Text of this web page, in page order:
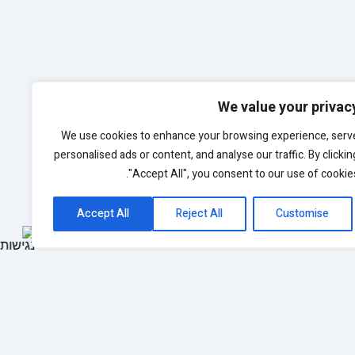
We value your
We use cookies to enhance your browsing experience,
personalised ads or content, and analyse our traffic. By
"Accept All", you consent to our use of
Customise
Reject All
Accept All